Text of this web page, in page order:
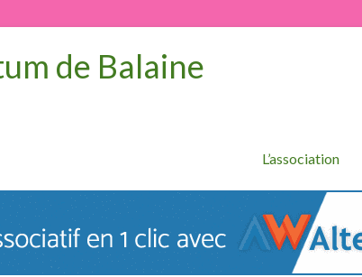
de Balaine
L’association